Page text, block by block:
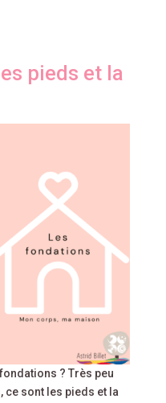
pieds et la
? Très peu
ce sont les pieds et la